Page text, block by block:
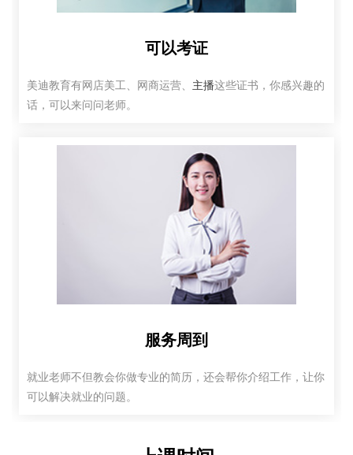
可以考证
美迪教育有网店美工、网商运营、 主播这些证书，你感兴趣的
话，可以来问问老师。
服务周到
就业老师不但教会你做专业的简历，还会帮你介绍工作，让你
可以解决就业的问题。